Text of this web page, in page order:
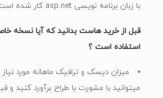
با زبان برنامه نویسی asp.net کار شده است یا برپایه PHP است.
قبل از خرید هاست بدانید که آیا نسخه
استفاده است ؟
میزان دیسک و ترافیک ماهانه مورد
میتوانید با مشورت با طراح برآورد کنید و